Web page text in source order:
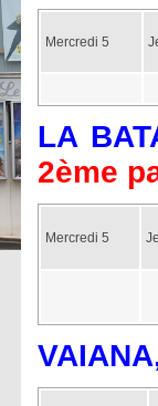
Mercredi 5
LA
2ème
Mercredi 5